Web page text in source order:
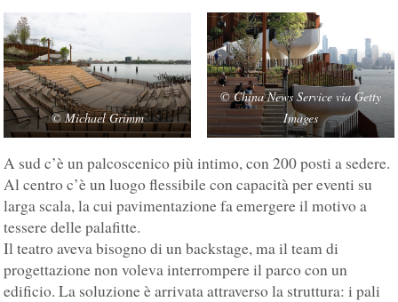
© Michael Grimm
© China News Service via Getty
Images
A sud c’è un palcoscenico più intimo, con 200 posti a sedere.
Al centro c’è un luogo flessibile con capacità per eventi su
larga scala, la cui pavimentazione fa emergere il motivo a
tessere delle palafitte.
Il teatro aveva bisogno di un backstage, ma il team di
progettazione non voleva interrompere il parco con un
edificio. La soluzione è arrivata attraverso la struttura: i pali